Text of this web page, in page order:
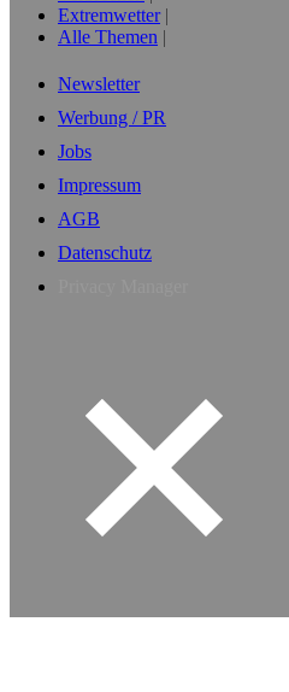
Extremwetter
Alle Themen
Newsletter
Werbung / PR
Jobs
Impressum
AGB
Datenschutz